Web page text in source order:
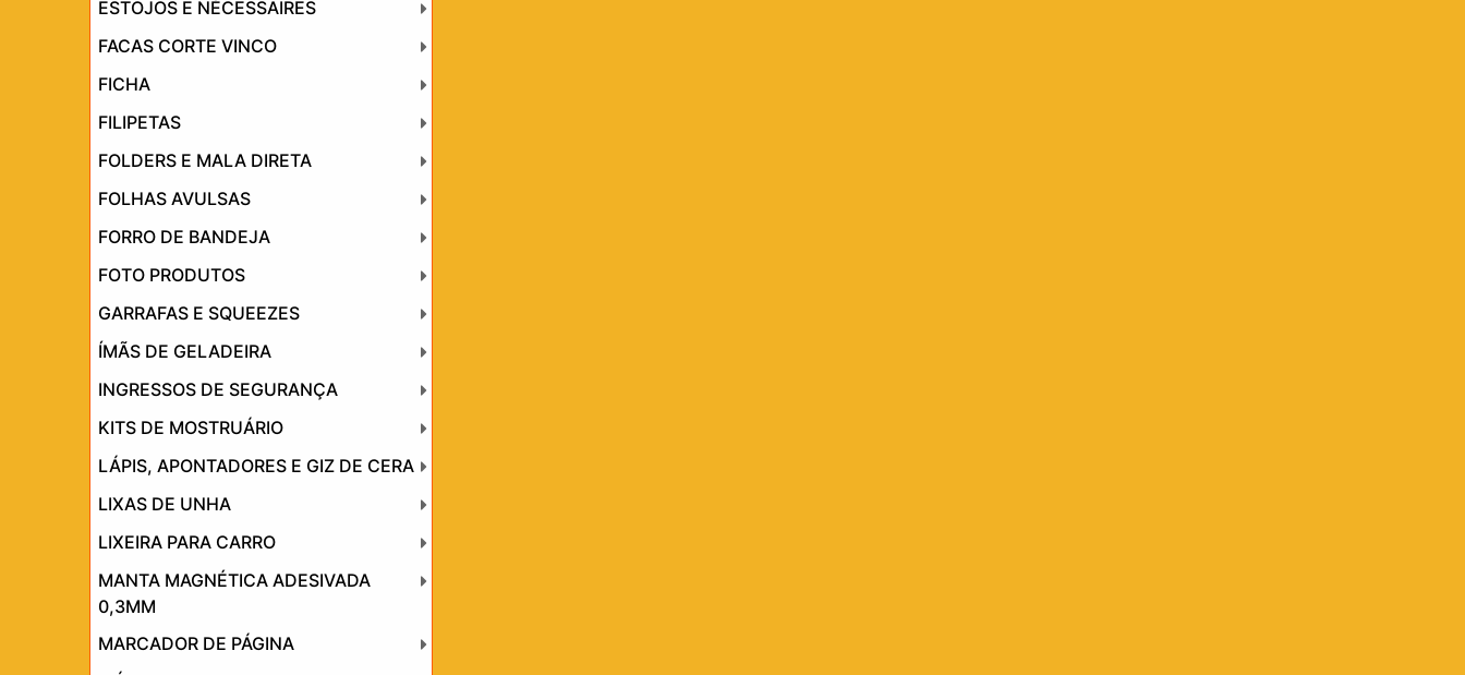
ESTOJOS E NÉCESSAIRES
FACAS CORTE VINCO
FICHA
FILIPETAS
FOLDERS E MALA DIRETA
FOLHAS AVULSAS
FORRO DE BANDEJA
FOTO PRODUTOS
GARRAFAS E SQUEEZES
ÍMÃS DE GELADEIRA
INGRESSOS DE SEGURANÇA
KITS DE MOSTRUÁRIO
LÁPIS, APONTADORES E GIZ DE CERA
LIXAS DE UNHA
LIXEIRA PARA CARRO
MANTA MAGNÉTICA ADESIVADA
0,3MM
MARCADOR DE PÁGINA